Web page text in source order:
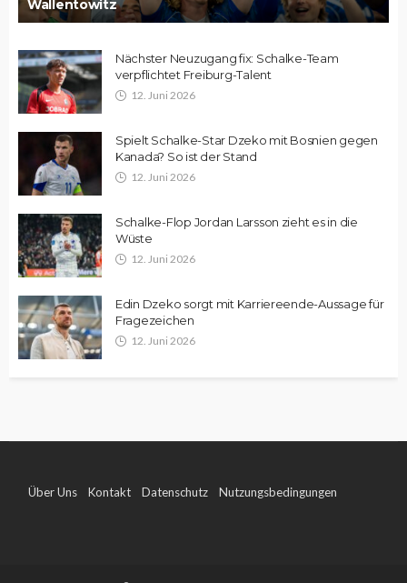
Wallentowitz
Nächster Neuzugang fix: Schalke-Team
verpflichtet Freiburg-Talent
12. Juni 2026
Spielt Schalke-Star Dzeko mit Bosnien gegen
Kanada? So ist der Stand
12. Juni 2026
Schalke-Flop Jordan Larsson zieht es in die
Wüste
12. Juni 2026
Edin Dzeko sorgt mit Karriereende-Aussage für
Fragezeichen
12. Juni 2026
Über Uns Kontakt Datenschutz Nutzungsbedingungen